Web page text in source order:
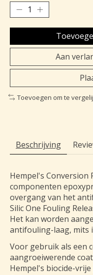
Aan
Toevoegen om te
Beschrijving
Hempel's Conversion
componenten
overgang van het
Silic One Fouling
Het kan worden
antifouling-laag, mits
Voor gebruik als een
aangroeiwerende
Hempel's biocide-